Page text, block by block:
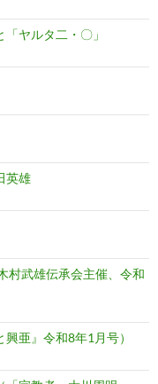
ヤルタ二・〇」
英雄
村武雄伝承会主催、令和
亜』令和8年1月号）